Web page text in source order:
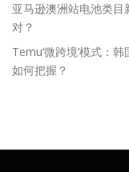
亚马逊澳洲站电池类
对？
Temu‘微跨境’模式：
如何把握？